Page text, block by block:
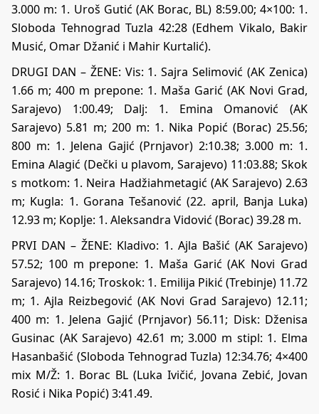
3.000 m: 1. Uroš Gutić (AK Borac, BL) 8:59.00; 4×100: 1.
Sloboda Tehnograd Tuzla 42:28 (Edhem Vikalo, Bakir
Musić, Omar Džanić i Mahir Kurtalić).
DRUGI DAN – ŽENE: Vis: 1. Sajra Selimović (AK Zenica)
1.66 m; 400 m prepone: 1. Maša Garić (AK Novi Grad,
Sarajevo) 1:00.49; Dalj: 1. Emina Omanović (AK
Sarajevo) 5.81 m; 200 m: 1. Nika Popić (Borac) 25.56;
800 m: 1. Jelena Gajić (Prnjavor) 2:10.38; 3.000 m: 1.
Emina Alagić (Dečki u plavom, Sarajevo) 11:03.88; Skok
s motkom: 1. Neira Hadžiahmetagić (AK Sarajevo) 2.63
m; Kugla: 1. Gorana Tešanović (22. april, Banja Luka)
12.93 m; Koplje: 1. Aleksandra Vidović (Borac) 39.28 m.
PRVI DAN – ŽENE: Kladivo: 1. Ajla Bašić (AK Sarajevo)
57.52; 100 m prepone: 1. Maša Garić (AK Novi Grad
Sarajevo) 14.16; Troskok: 1. Emilija Pikić (Trebinje) 11.72
m; 1. Ajla Reizbegović (AK Novi Grad Sarajevo) 12.11;
400 m: 1. Jelena Gajić (Prnjavor) 56.11; Disk: Dženisa
Gusinac (AK Sarajevo) 42.61 m; 3.000 m stipl: 1. Elma
Hasanbašić (Sloboda Tehnograd Tuzla) 12:34.76; 4×400
mix M/Ž: 1. Borac BL (Luka Ivičić, Jovana Zebić, Jovan
Rosić i Nika Popić) 3:41.49.